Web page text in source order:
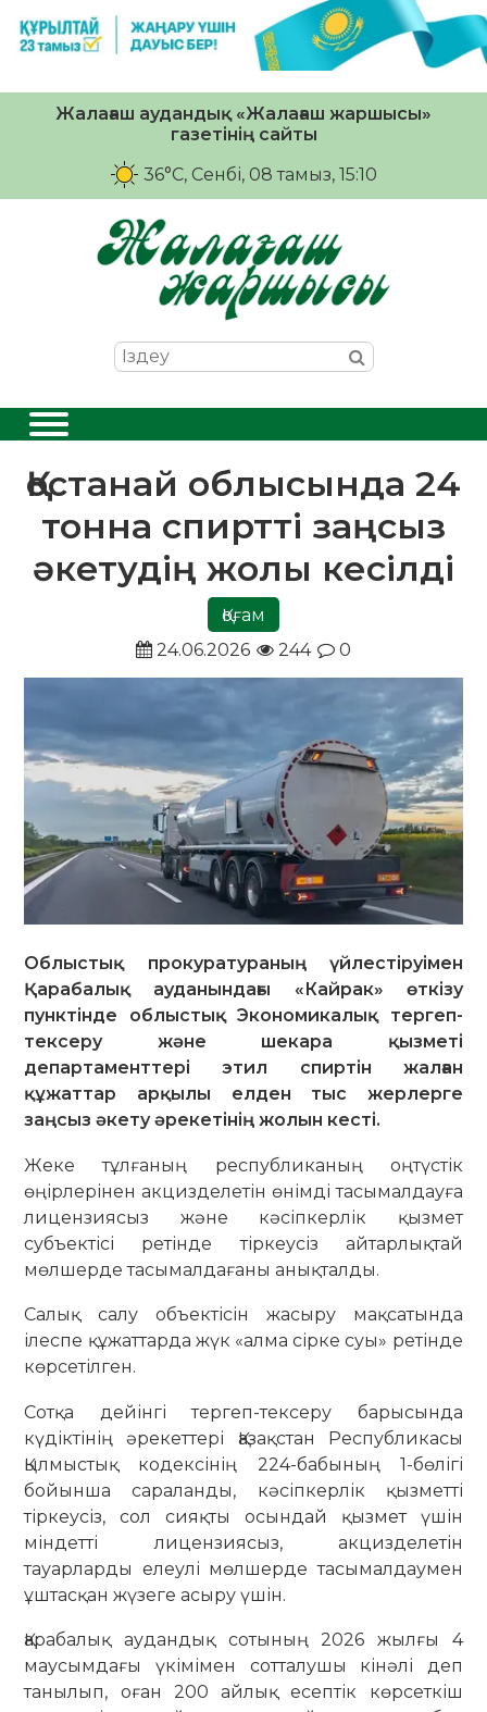
Жалағаш аудандық «Жалағаш жаршысы»
газетінің сайты
36°C, Сенбі, 08 тамыз, 15:10
Қостанай облысында 24
тонна спиртті заңсыз
әкетудің жолы кесілді
Қоғам
24.06.2026
244 0
Облыстық прокуратураның үйлестіруімен
Қарабалық ауданындағы «Кайрак» өткізу
пунктінде облыстық Экономикалық тергеп-
тексеру және шекара қызметі
департаменттері этил спиртін жалған
құжаттар арқылы елден тыс жерлерге
заңсыз әкету әрекетінің жолын кесті.
Жеке тұлғаның республиканың оңтүстік
өңірлерінен акцизделетін өнімді тасымалдауға
лицензиясыз және кәсіпкерлік қызмет
субъектісі ретінде тіркеусіз айтарлықтай
мөлшерде тасымалдағаны анықталды.
Салық салу объектісін жасыру мақсатында
ілеспе құжаттарда жүк «алма сірке суы» ретінде
көрсетілген.
Сотқа дейінгі тергеп-тексеру барысында
күдіктінің әрекеттері Қазақстан Республикасы
Қылмыстық кодексінің 224-бабының 1-бөлігі
бойынша сараланды, кәсіпкерлік қызметті
тіркеусіз, сол сияқты осындай қызмет үшін
міндетті лицензиясыз, акцизделетін
тауарларды елеулі мөлшерде тасымалдаумен
ұштасқан жүзеге асыру үшін.
Қарабалық аудандық сотының 2026 жылғы 4
маусымдағы үкімімен сотталушы кінәлі деп
танылып, оған 200 айлық есептік көрсеткіш